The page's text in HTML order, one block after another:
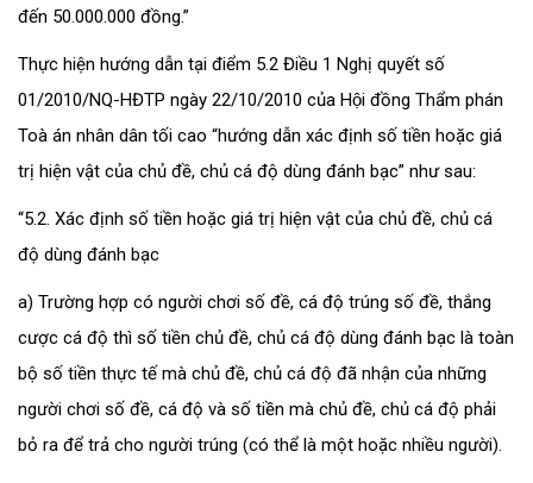
đến 50.000.000 đồng.”
Thực hiện hướng dẫn tại điểm 5.2 Điều 1 Nghị quyết số
01/2010/NQ-HĐTP ngày 22/10/2010 của Hội đồng Thẩm phán
Toà án nhân dân tối cao “hướng dẫn xác định số tiền hoặc giá
trị hiện vật của chủ đề, chủ cá độ dùng đánh bạc” như sau:
“5.2. Xác định số tiền hoặc giá trị hiện vật của chủ đề, chủ cá
độ dùng đánh bạc
a) Trường hợp có người chơi số đề, cá độ trúng số đề, thắng
cược cá độ thì số tiền chủ đề, chủ cá độ dùng đánh bạc là toàn
bộ số tiền thực tế mà chủ đề, chủ cá độ đã nhận của những
người chơi số đề, cá độ và số tiền mà chủ đề, chủ cá độ phải
bỏ ra để trả cho người trúng (có thể là một hoặc nhiều người).